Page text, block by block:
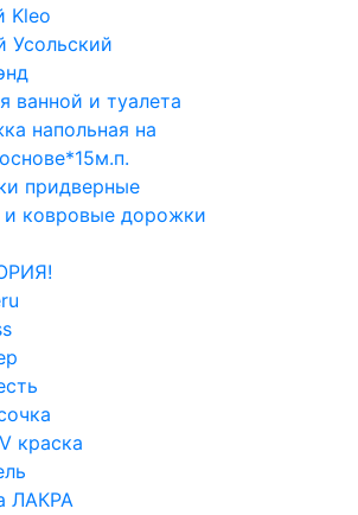
Kleo
Усольский
ванной и туалета
напольная на
придверные
и ковровые дорожки
краска
ЛАКРА